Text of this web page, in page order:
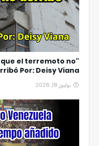
que el terremoto no
Por: Deisy Viana
يوليوز 18, 2026